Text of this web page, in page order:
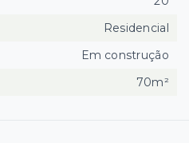
Residencial
Em construção
70m²